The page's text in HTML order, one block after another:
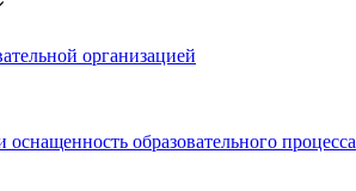
организацией
образовательного процесса